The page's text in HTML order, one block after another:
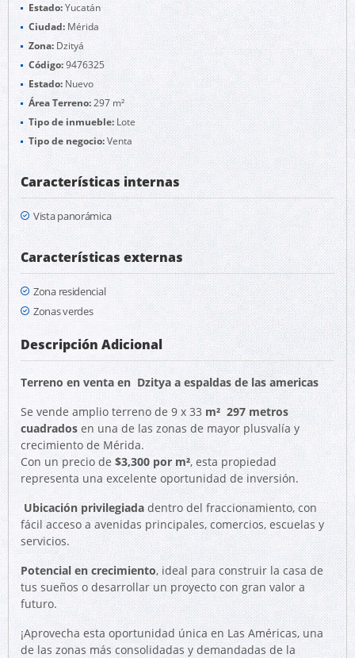
Estado:Yucatán
Ciudad:Mérida
Zona: Dzityá
Código:9476325
Estado:Nuevo
Área Terreno:297 m²
Tipo de inmueble:Lote
Tipo de negocio:Venta
Características internas
Vista panorámica
Características externas
Zona residencial
Zonas verdes
Descripción Adicional
Terreno en venta en Dzitya a espaldas de las americas
Se vende amplio terreno de 9 x 33m² 297 metros
cuadrados en una de las zonas de mayor plusvalía y
crecimiento de Mérida.
Con un precio de$3,300 por m², esta propiedad
representa una excelente oportunidad de inversión.
Ubicación privilegiadadentro del fraccionamiento, con
fácil acceso a avenidas principales, comercios, escuelas y
servicios.
Potencial en crecimiento, ideal para construir la casa de
tus sueños o desarrollar un proyecto con gran valor a
futuro.
¡Aprovecha esta oportunidad única en Las Américas, una
de las zonas más consolidadas y demandadas de la